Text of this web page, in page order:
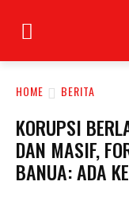
HOME BERITA
KORUPSI
DAN MASIF,
BANUA: ADA